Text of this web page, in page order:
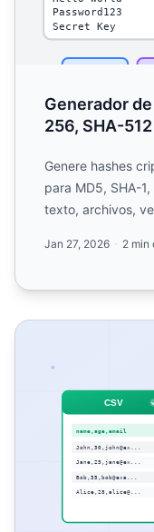
Generador
256, SHA-512
Genere hashes
para MD5, SHA-
texto, archivos,
Jan 27, 2026 2 min
Convertidor CSV a